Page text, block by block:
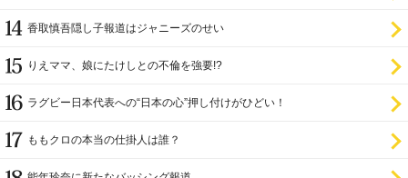
香取慎吾隠し子報道はジャニーズのせい
りえママ、娘にたけしとの不倫を強要!?
ラグビー日本代表への“日本の心”押し付けがひどい！
ももクロの本当の仕掛人は誰？